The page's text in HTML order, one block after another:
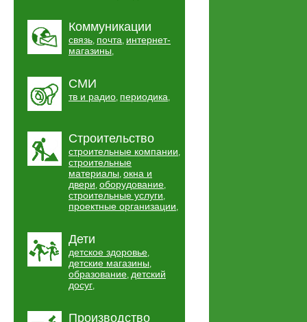
Коммуникации
связь, почта, интернет-
магазины,
СМИ
тв и радио, периодика,
Строительство
строительные компании,
строительные
материалы, окна и
двери, оборудование,
строительные услуги,
проектные организации,
Дети
детское здоровье,
детские магазины,
образование, детский
досуг,
Производство